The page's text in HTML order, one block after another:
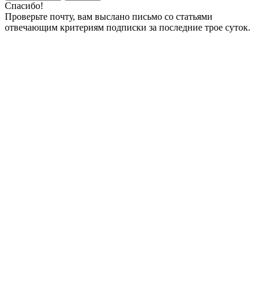
Спасибо!
Проверьте почту, вам выслано письмо со статьями
отвечающим критериям подписки за последние трое суток.